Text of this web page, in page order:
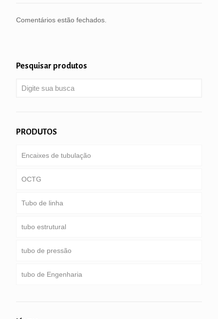
Comentários estão fechados.
Pesquisar produtos
PRODUTOS
Encaixes de tubulação
OCTG
Tubulação & letras maiusculas e minúsculas
Tubo de perfuração
tubo de perfuração peso pesado & colar de
Tubo de linha
gasoduto comum
Serviço especial e revestido & tubos revestidos
tubo estrutural
Redonda, Praça & tubo retangular
Tubulação galvanizada
tubo de pressão
Caldeira, trocador de calor, condensador & tubo de
tubo de Engenharia